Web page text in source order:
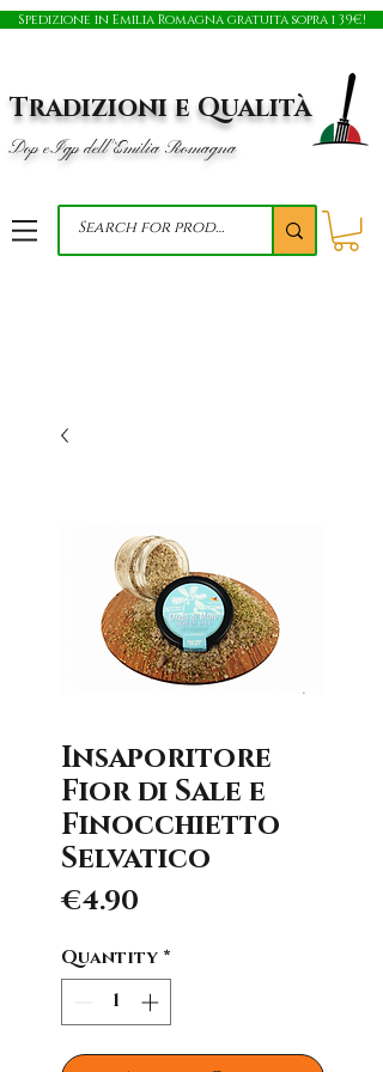
Spedizione in Emilia Romagna gratuita sopra i 39€!
Tradizioni e Qualità
Dop e Igp dell'Emilia Romagna
Insaporitore
Fior di Sale e
Finocchietto
Selvatico
€4.90
Quantity *